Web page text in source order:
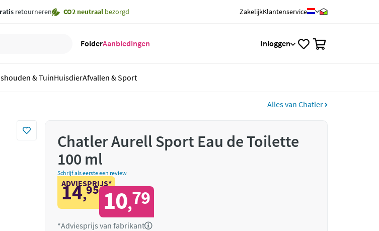
retourneren CO2 neutraal bezorgd ZakelijkKlantenservice
FolderAanbiedingen Inloggen
& TuinHuisdierAfvallen & Sport
Alles van Chatler
Chatler Aurell Sport Eau de Toilette
100 ml
Schrijf als eerste een review
ADVIESPRIJS*
14,95 10,79
*Adviesprijs van fabrikant